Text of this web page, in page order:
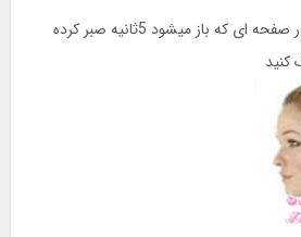
برای مشاهده نیاز است در صفحه ای که باز میشود 5ثانیه صبر کرده